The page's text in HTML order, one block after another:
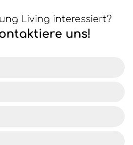
Living interessiert?
uns!